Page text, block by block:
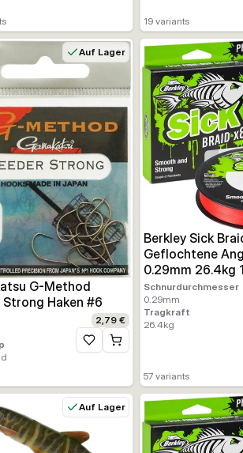
19 variants
Auf Lager
G-Method
Strong Haken #6
2,79 €
Zur Wunschliste hinzufügen
Berkley Sick
Geflochtene
0.29mm 26.4kg
Schnurdurchmesser
0.29mm
Tragkraft
26.4kg
57 variants
Auf Lager